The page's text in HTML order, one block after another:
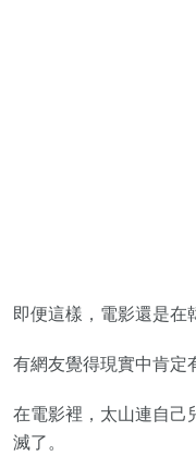
即便這樣，電影還是在
有網友覺得現實中肯定
在電影裡，太山連自己
滅了。